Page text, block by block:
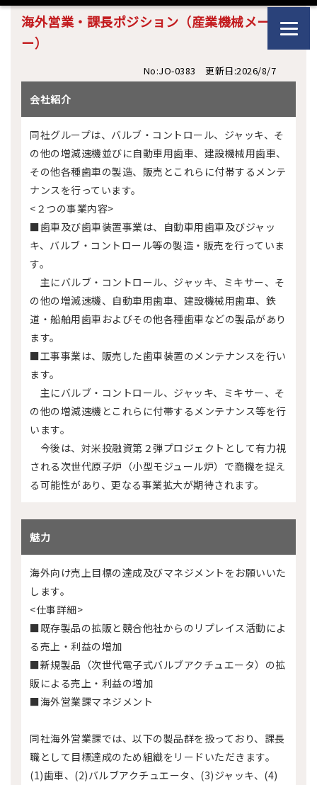
海外営業・課長ポジション（産業機械メーカ
ー）
No:JO-0383 更新日:2026/8/7
会社紹介
同社グループは、バルブ・コントロール、ジャッキ、そ
の他の増減速機並びに自動車用歯車、建設機械用歯車、
その他各種歯車の製造、販売とこれらに付帯するメンテ
ナンスを行っています。
<２つの事業内容>
■歯車及び歯車装置事業は、自動車用歯車及びジャッ
キ、バルブ・コントロール等の製造・販売を行っていま
す。
主にバルブ・コントロール、ジャッキ、ミキサー、そ
の他の増減速機、自動車用歯車、建設機械用歯車、鉄
道・船舶用歯車およびその他各種歯車などの製品があり
ます。
■工事事業は、販売した歯車装置のメンテナンスを行い
ます。
主にバルブ・コントロール、ジャッキ、ミキサー、そ
の他の増減速機とこれらに付帯するメンテナンス等を行
います。
今後は、対米投融資第２弾プロジェクトとして有力視
される次世代原子炉（小型モジュール炉）で商機を捉え
る可能性があり、更なる事業拡大が期待されます。
魅力
海外向け売上目標の達成及びマネジメントをお願いいた
します。
<仕事詳細>
■既存製品の拡販と競合他社からのリプレイス活動によ
る売上・利益の増加
■新規製品（次世代電子式バルブアクチュエータ）の拡
販による売上・利益の増加
■海外営業課マネジメント
同社海外営業課では、以下の製品群を扱っており、課長
職として目標達成のため組織をリードいただきます。
(1)歯車、(2)バルブアクチュエータ、(3)ジャッキ、(4)